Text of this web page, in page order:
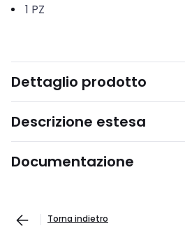
1 PZ
Dettaglio prodotto
Descrizione estesa
Documentazione
Torna indietro